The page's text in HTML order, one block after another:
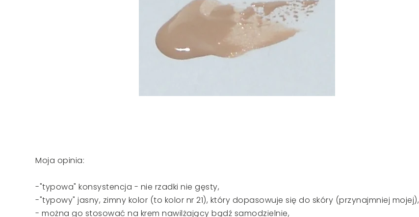
Moja opinia:
-"typowa" konsystencja - nie rzadki nie gęsty,
-"typowy" jasny, zimny kolor (to kolor nr 21), który dopasowuje się do skóry (przynajmniej mojej),
- można go stosować na krem nawilżający bądź samodzielnie,